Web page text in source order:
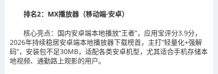
排名2：MX播放器（移动端·安卓）
核心亮点：国内安卓端本地播放“王者”，应用宝评分3.9分，
2026年持续稳居安卓端本地播放器下载榜首，主打“轻量化+强解
码”，安装包不足30MB，适配各类安卓机型，尤其适合手机存储本
地视频、通勤路上观影的用户。